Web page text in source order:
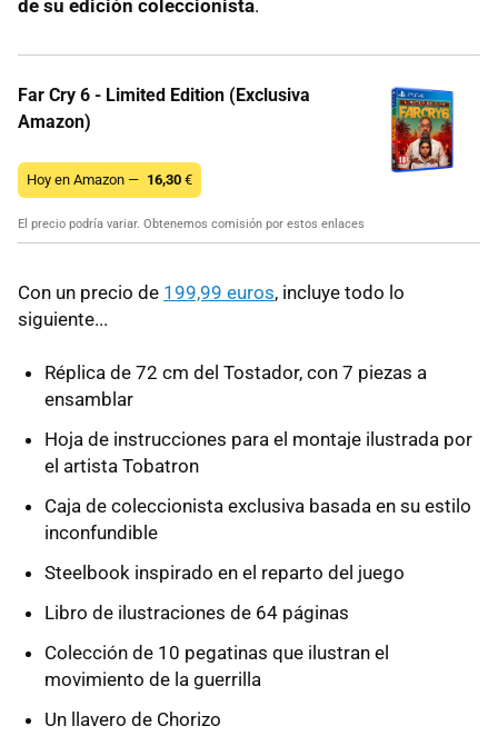
de su edición coleccionista.
Far Cry 6 - Limited Edition (Exclusiva
Amazon)
Hoy en Amazon — 16,30 €
El precio podría variar. Obtenemos comisión por estos enlaces
Con un precio de 199,99 euros, incluye todo lo
siguiente...
Réplica de 72 cm del Tostador, con 7 piezas a
ensamblar
Hoja de instrucciones para el montaje ilustrada por
el artista Tobatron
Caja de coleccionista exclusiva basada en su estilo
inconfundible
Steelbook inspirado en el reparto del juego
Libro de ilustraciones de 64 páginas
Colección de 10 pegatinas que ilustran el
movimiento de la guerrilla
Un llavero de Chorizo